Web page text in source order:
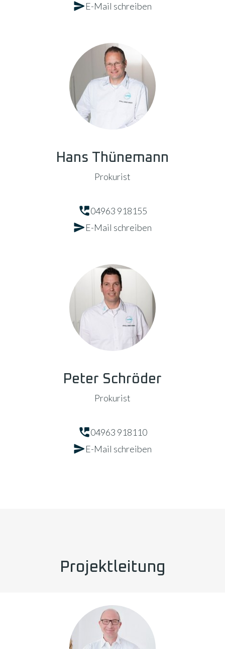
E-Mail schreiben
Hans Thünemann
Prokurist
04963 918155
E-Mail schreiben
Peter Schröder
Prokurist
04963 918110
E-Mail schreiben
Projektleitung